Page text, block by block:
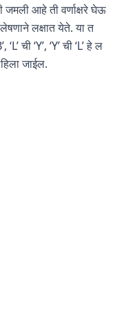
जमली आहे ती वर्णाक्षरे घेऊ
लक्षात येते. या त
‘L’ ची ‘Y’, ‘Y’ ची ‘L’ हे ल
जाईल.